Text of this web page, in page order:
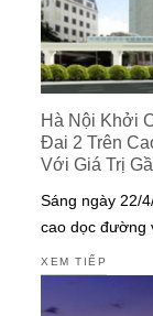
Hà Nội Khởi
Đai 2 Trên
Với Giá Trị
Sáng ngày 22/
cao dọc đường
XEM TIẾP